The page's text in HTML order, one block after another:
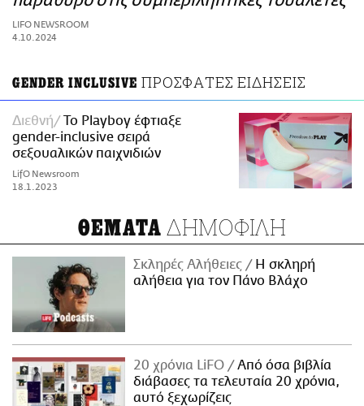
ΑΜΠΑ
PRINT
LIFO NEWSROOM
4.10.2024
GENDER INCLUSIVE ΠΡΟΣΦΑΤΕΣ ΕΙΔΗΣΕΙΣ
Διεθνή
Το Playboy έφτιαξε
gender-inclusive σειρά
σεξουαλικών παιχνιδιών
LifO Newsroom
18.1.2023
ΘΕΜΑΤΑ ΔΗΜΟΦΙΛΗ
Σκληρές Αλήθειες
H σκληρή
αλήθεια για τον Πάνο Βλάχο
20 χρόνια LiFO
Από όσα βιβλία
διάβασες τα τελευταία 20 χρόνια,
αυτό ξεχωρίζεις